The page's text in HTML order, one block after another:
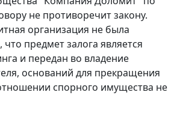
не противоречит закону.
организация не была
предмет залога является
и передан во владение
оснований для прекращения
спорного имущества не